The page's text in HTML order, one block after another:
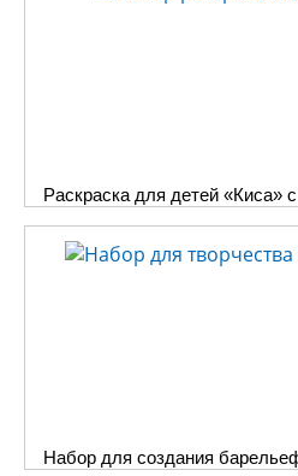
Раскраска для детей «Киса»
Набор для создания